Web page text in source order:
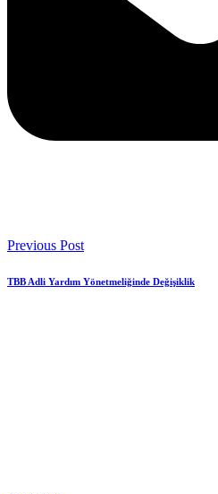
Previous Post
TBB Adli Yardım Yönetmeliğinde Değişiklik